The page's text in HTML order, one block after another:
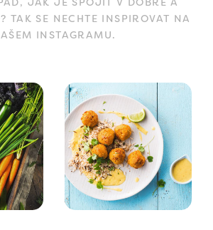
TAK SE NECHTE INSPIROVAT NA
INSTAGRAMU.